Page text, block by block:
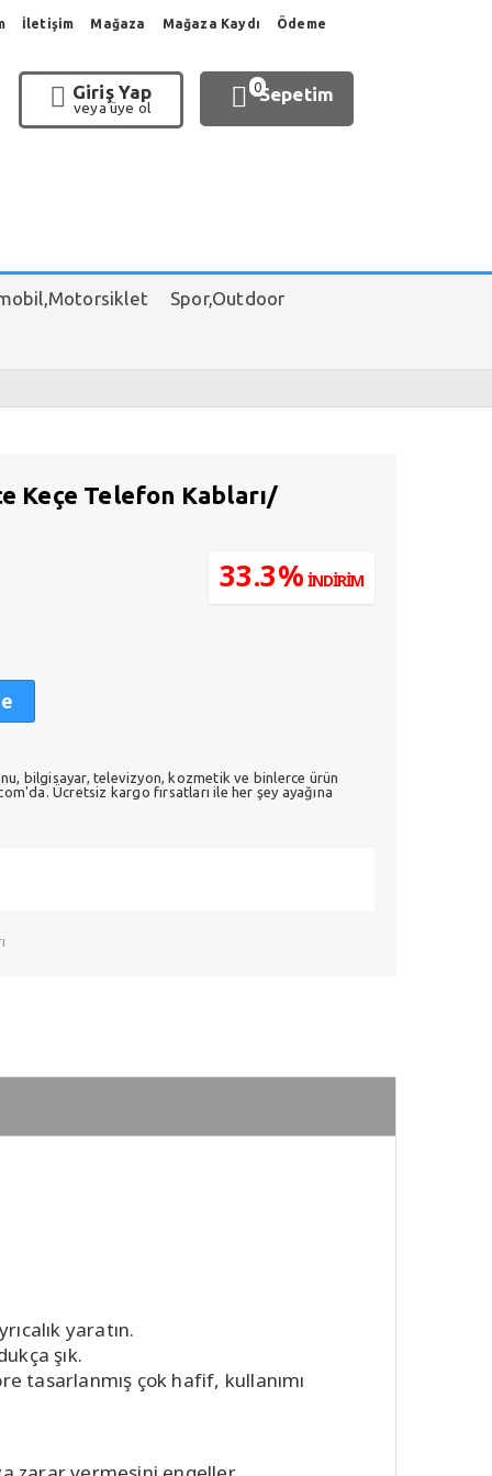
İletişim Mağaza Mağaza Kaydı
Ödeme
Giriş Yap
veya üye ol
0Sepetim
Spor,Outdoor
Keçe Telefon Kabları/
33.3% İNDİRİM
bilgisayar, televizyon, kozmetik ve binlerce ürün
Ücretsiz kargo fırsatları ile her şey ayağına
yaratın.
şık.
tasarlanmış çok hafif, kullanımı